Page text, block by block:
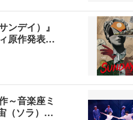
ンデイ）』
原作発表…
～音楽座ミ
（ソラ）…